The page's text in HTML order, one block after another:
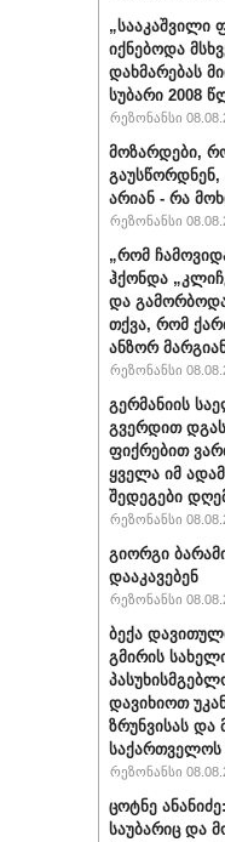
„სააკაშვილი
იქნებოდა
დახმარებას
სუბარი 2008
რეზონანსი
მოზარდები,
არიან - რა
რეზონანსი
„რომ
ჰქონდა
და
თქვა, რომ
ანზორ
რეზონანსი
გერმანიის
გვერდით
ფიქრებით
ყველა იმ
შედეგები
რეზონანსი
გიორგი
დააკავებენ
რეზონანსი
ბექა
გმირის
დავიხიოთ
ზრუნვისას
საქართველოს
რეზონანსი
ცოტნე
საუბარიც და